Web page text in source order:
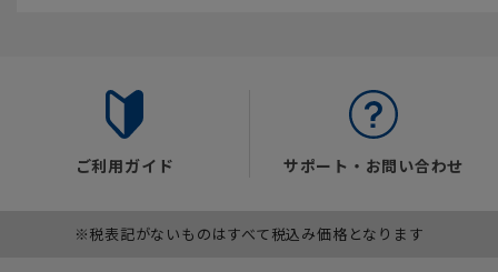
ご利用ガイド サポート・お問い合わせ
※税表記がないものはすべて税込み価格となります